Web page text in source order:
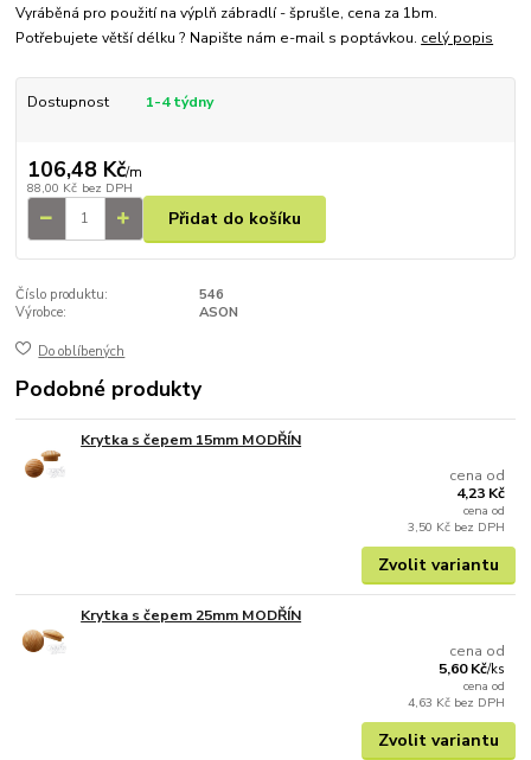
Vyráběná pro použití na výplň zábradlí - šprušle, cena za 1bm.
Potřebujete větší délku ? Napište nám e-mail s poptávkou. celý popis
Dostupnost 1-4 týdny
106,48 Kč/m
88,00 Kč bez DPH
Přidat do košíku
Číslo produktu:
546
Výrobce:
ASON
Do oblíbených
Podobné produkty
Krytka s čepem 15mm MODŘÍN
cena od
4,23 Kč
cena od
3,50 Kč bez DPH
Zvolit variantu
Krytka s čepem 25mm MODŘÍN
cena od
5,60 Kč/ks
cena od
4,63 Kč bez DPH
Zvolit variantu